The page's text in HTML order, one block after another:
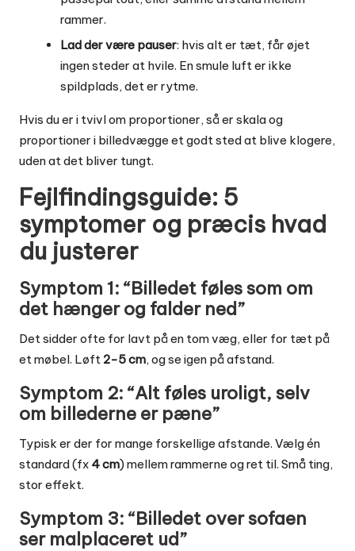
rammer.
Lad der være pauser: hvis alt er tæt, får øjet
ingen steder at hvile. En smule luft er ikke
spildplads, det er rytme.
Hvis du er i tvivl om proportioner, så er skala og
proportioner i billedvægge et godt sted at blive klogere,
uden at det bliver tungt.
Fejlfindingsguide: 5
symptomer og præcis hvad
du justerer
Symptom 1: “Billedet føles som om
det hænger og falder ned”
Det sidder ofte for lavt på en tom væg, eller for tæt på
et møbel. Løft 2-5 cm, og se igen på afstand.
Symptom 2: “Alt føles uroligt, selv
om billederne er pæne”
Typisk er der for mange forskellige afstande. Vælg én
standard (fx 4 cm) mellem rammerne og ret til. Små ting,
stor effekt.
Symptom 3: “Billedet over sofaen
ser malplaceret ud”